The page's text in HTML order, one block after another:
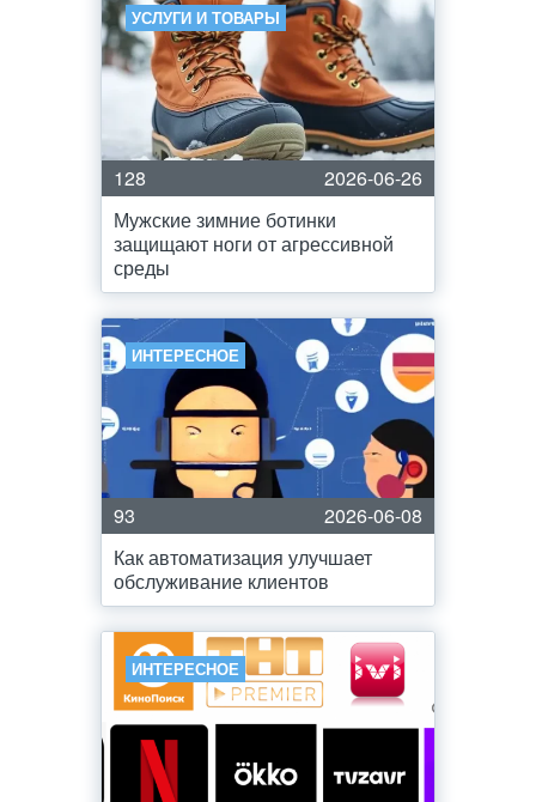
УСЛУГИ И ТОВАРЫ
128
2026-06-26
Мужские зимние ботинки
защищают ноги от агрессивной
среды
ИНТЕРЕСНОЕ
93
2026-06-08
Как автоматизация улучшает
обслуживание клиентов
ИНТЕРЕСНОЕ